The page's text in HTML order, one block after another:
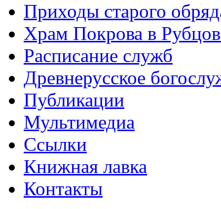
Приходы старого
Храм Покрова в
Расписание служб
Древнерусское
Публикации
Мультимедиа
Ссылки
Книжная лавка
Контакты